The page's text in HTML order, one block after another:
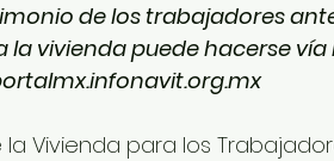
de los trabajadores
la vivienda puede hacerse
la Vivienda para los